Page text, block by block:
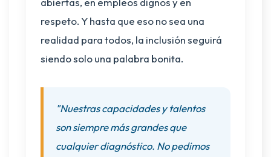
respeto. Y hasta que eso no sea una
realidad para todos, la inclusión seguirá
siendo solo una palabra bonita.
"Nuestras capacidades y talentos
son siempre más grandes que
cualquier diagnóstico. No pedimos